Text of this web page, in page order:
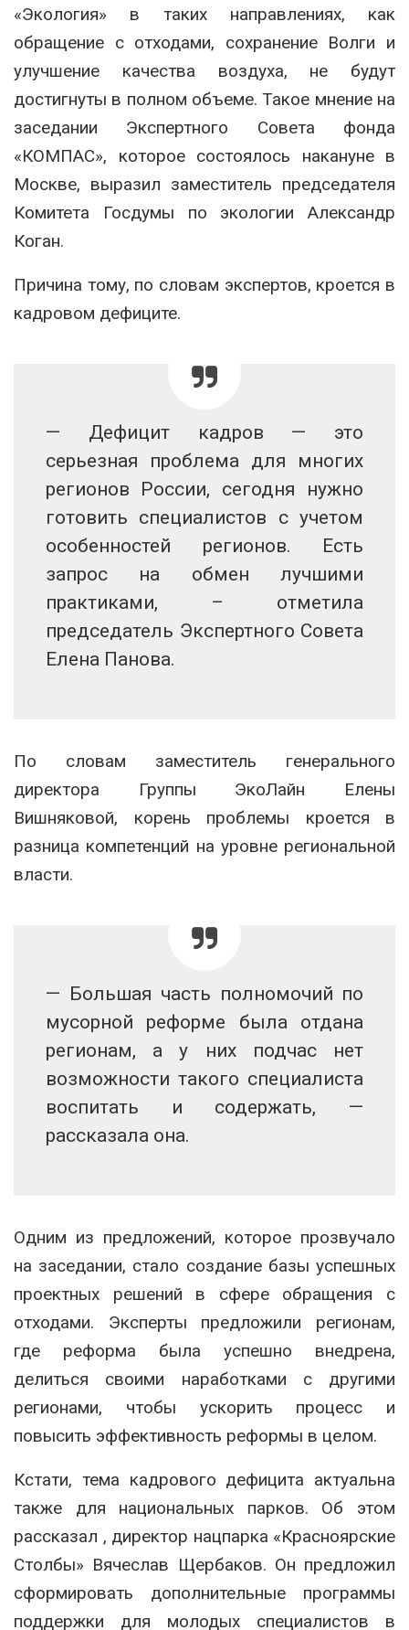
«Экология» в таких направлениях, как
обращение с отходами, сохранение Волги и
улучшение качества воздуха, не будут
достигнуты в полном объеме. Такое мнение на
заседании Экспертного Совета фонда
«КОМПАС», которое состоялось накануне в
Москве, выразил заместитель председателя
Комитета Госдумы по экологии Александр
Коган.
Причина тому, по словам экспертов, кроется в
кадровом дефиците.
— Дефицит кадров — это
серьезная проблема для многих
регионов России, сегодня нужно
готовить специалистов с учетом
особенностей регионов. Есть
запрос на обмен лучшими
практиками, – отметила
председатель Экспертного Совета
Елена Панова.
По словам заместитель генерального
директора Группы ЭкоЛайн Елены
Вишняковой, корень проблемы кроется в
разница компетенций на уровне региональной
власти.
— Большая часть полномочий по
мусорной реформе была отдана
регионам, а у них подчас нет
возможности такого специалиста
воспитать и содержать, —
рассказала она.
Одним из предложений, которое прозвучало
на заседании, стало создание базы успешных
проектных решений в сфере обращения с
отходами. Эксперты предложили регионам,
где реформа была успешно внедрена,
делиться своими наработками с другими
регионами, чтобы ускорить процесс и
повысить эффективность реформы в целом.
Кстати, тема кадрового дефицита актуальна
также для национальных парков. Об этом
рассказал , директор нацпарка «Красноярские
Столбы» Вячеслав Щербаков. Он предложил
сформировать дополнительные программы
поддержки для молодых специалистов в